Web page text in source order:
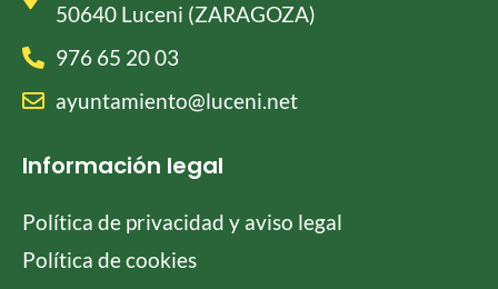
50640 Luceni (ZARAGOZA)
976 65 20 03
ayuntamiento@luceni.net
Información legal
Política de privacidad y aviso legal
Política de cookies